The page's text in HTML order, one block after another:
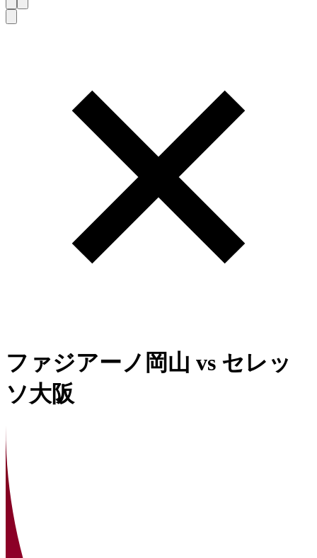
ファジアーノ岡山 vs セレッ
ソ大阪